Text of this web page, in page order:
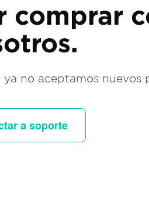
comprar
no aceptamos nuevos
a soporte